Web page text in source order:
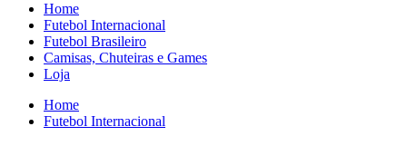
Home
Futebol Internacional
Futebol Brasileiro
Camisas, Chuteiras e Games
Loja
Home
Futebol Internacional